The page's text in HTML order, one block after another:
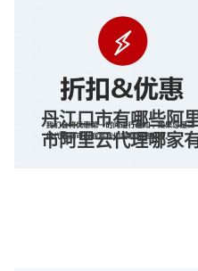
丹江口市有哪些阿
市阿里云代理哪家